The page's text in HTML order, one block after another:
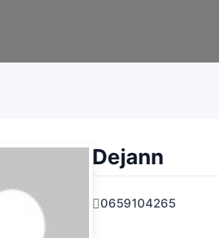
Dejann
0659104265